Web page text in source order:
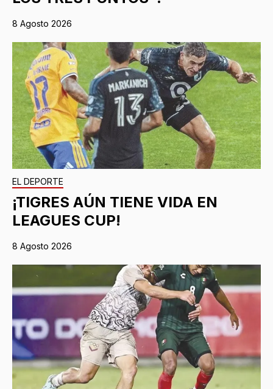
8 Agosto 2026
EL DEPORTE
¡TIGRES AÚN TIENE VIDA EN
LEAGUES CUP!
8 Agosto 2026